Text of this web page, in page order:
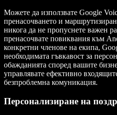
Можете да използвате Google
пренасочването и
никога да не пропуснете важен
пренасочвате повиквания към
конкретни членове на екипа,
необходимата гъвкавост за
обажданията според вашите
управлявате ефективно
безпроблемна комуникация.
Персонализиране на